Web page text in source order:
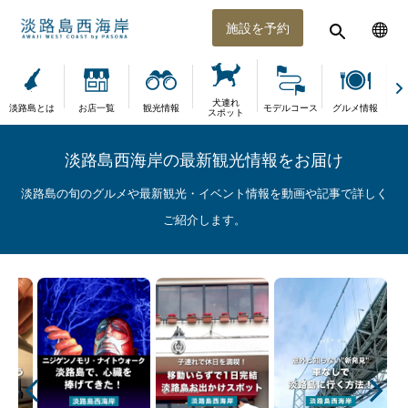
施設を予約
淡路島とは お店一覧 観光情報
犬連れ
スポット
モデルコース グルメ情報
淡路島西海岸の最新観光情報をお届け
淡路島の旬のグルメや最新観光・イベント情報を動画や記事で詳しく
ご紹介します。